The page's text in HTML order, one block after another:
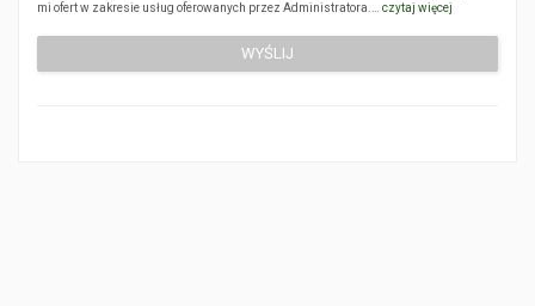
mi ofert w zakresie usług oferowanych przez Administratora.… czytaj więcej